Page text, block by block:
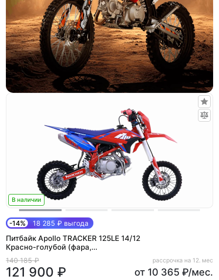
В наличии
-14% 18 285 ₽ выгода
Питбайк Apollo TRACKER 125LE 14/12
Красно-голубой (фара,
электростартер)
140 185 ₽
121 900 ₽
рассрочка на 12. мес
от 10 365 ₽/мес.